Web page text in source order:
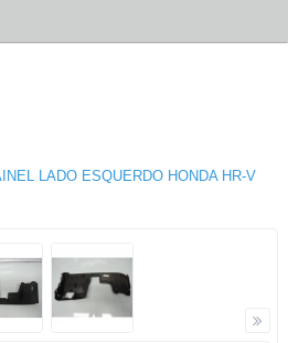
LADO ESQUERDO HONDA HR-V